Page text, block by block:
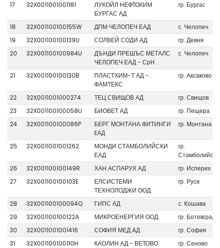
17 32X0011001001181
ЛУКОЙЛ НЕФТОХИМ
БУРГАС АД
гр. Бургас
18 32X001100100155W ДПМ ЧЕЛОПЕЧ ЕАД
с. Челопеч
19
32X001100100139U СОЛВЕЙ СОДИ АД
гр. Девня
20
32X001100100984U
ДЪНДИ ПРЕШЪС МЕТАЛС
ЧЕЛОПЕЧ ЕАД - СрН
с. Челопеч
21 32X001100100130B
ПЛАСТХИМ-Т АД -
ФАМТЕКС
гр. Аксаково
22 32X0011001000274 ТЕЦ СВИЩОВ АД
гр. Свищов
23
32X001100100058U БИОВЕТ АД
гр. Пещера
24
32X001100100086P
БЕРГ МОНТАНА ФИТИНГИ
EАД
гр. Монтана
25 32X0011001001262
МОНДИ СТАМБОЛИЙСКИ
ЕАД
гр.
Стамболийски
26
32X001100100149R ХАН АСПАРУХ АД
гр. Исперих
27
32X001100100103E
ЕЛСИСТЕМИ
ТЕХНОЛОДЖИ ООД
гр. Русе
28 32X001100100094Q ГИПС АД
с. Кошава
29
32X001100100122A МИКРОЕНЕРГИЯ ООД
гр. Ботевград
30
32X0011001001416 СОФИЯ МЕД AД
гр. София
31
32X001100100110H КАОЛИН АД - ВЕТОВО
гр. Сеново